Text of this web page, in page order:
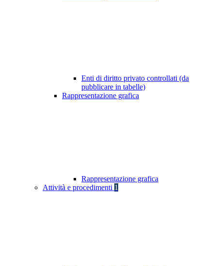
Enti di diritto privato controllati (da
pubblicare in tabelle)
Rappresentazione grafica
Rappresentazione grafica
Attività e procedimenti 1